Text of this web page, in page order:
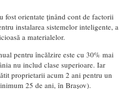
fost orientate ținând cont de factorii
instalarea sistemelor inteligente, a
a materialelor.
pentru încălzire este cu 30% mai
nu includ clase superioare. Iar
proprietarii acum 2 ani pentru un
25 de ani, în Brașov).